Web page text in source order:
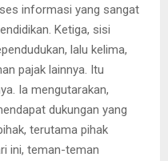
informasi yang sangat
Ketiga, sisi
lalu kelima,
pajak lainnya. Itu
Ia mengutarakan,
dukungan yang
terutama pihak
ini, teman-teman